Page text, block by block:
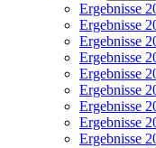
Ergebnisse
Ergebnisse
Ergebnisse
Ergebnisse
Ergebnisse
Ergebnisse
Ergebnisse
Ergebnisse
Ergebnisse